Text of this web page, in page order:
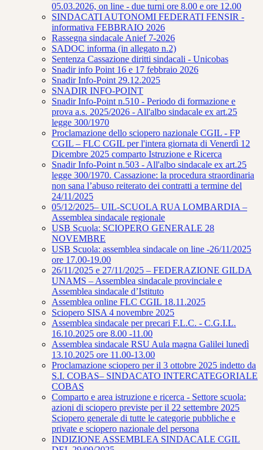
05.03.2026, on line - due turni ore 8.00 e ore 12.00
SINDACATI AUTONOMI FEDERATI FENSIR -
informativa FEBBRAIO 2026
Rassegna sindacale Anief 7-2026
SADOC informa (in allegato n.2)
Sentenza Cassazione diritti sindacali - Unicobas
Snadir info Point 16 e 17 febbraio 2026
Snadir Info-Point 29.12.2025
SNADIR INFO-POINT
Snadir Info-Point n.510 - Periodo di formazione e
prova a.s. 2025/2026 - All'albo sindacale ex art.25
legge 300/1970
Proclamazione dello sciopero nazionale CGIL - FP
CGIL – FLC CGIL per l'intera giornata di Venerdì 12
Dicembre 2025 comparto Istruzione e Ricerca
Snadir Info-Point n.503 - All'albo sindacale ex art.25
legge 300/1970. Cassazione: la procedura straordinaria
non sana l’abuso reiterato dei contratti a termine del
24/11/2025
05/12/2025– UIL-SCUOLA RUA LOMBARDIA –
Assemblea sindacale regionale
USB Scuola: SCIOPERO GENERALE 28
NOVEMBRE
USB Scuola: assemblea sindacale on line -26/11/2025
ore 17.00-19.00
26/11/2025 e 27/11/2025 – FEDERAZIONE GILDA
UNAMS – Assemblea sindacale provinciale e
Assemblea sindacale d’Istituto
Assemblea online FLC CGIL 18.11.2025
Sciopero SISA 4 novembre 2025
Assemblea sindacale per precari F.L.C. - C.G.I.L.
16.10.2025 ore 8.00 -11.00
Assemblea sindacale RSU Aula magna Galilei lunedì
13.10.2025 ore 11.00-13.00
Proclamazione sciopero per il 3 ottobre 2025 indetto da
S.I. COBAS– SINDACATO INTERCATEGORIALE
COBAS
Comparto e area istruzione e ricerca - Settore scuola:
azioni di sciopero previste per il 22 settembre 2025
Sciopero generale di tutte le categorie pubbliche e
private e sciopero nazionale del persona
INDIZIONE ASSEMBLEA SINDACALE CGIL